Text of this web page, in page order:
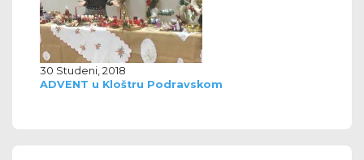
30 Studeni, 2018
ADVENT u Kloštru Podravskom